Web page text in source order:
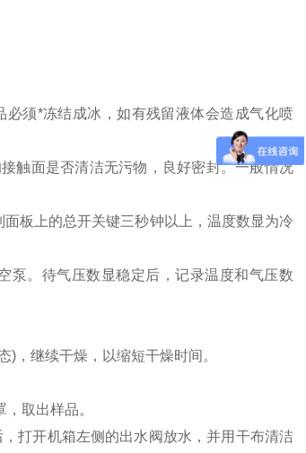
须*冻结成冰，如有残留液体会造成气化喷
触面是否清洁无污物，良好密封。一般情况
板上的总开关键三秒钟以上，温度数显为冷
泵。待气压数显稳定后，记录温度和气压数
，继续干燥，以缩短干燥时间。
取出样品。
打开机箱左侧的出水阀放水，并用干布清洁